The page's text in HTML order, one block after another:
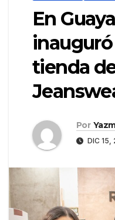
En
tienda
Por
DIC 15,